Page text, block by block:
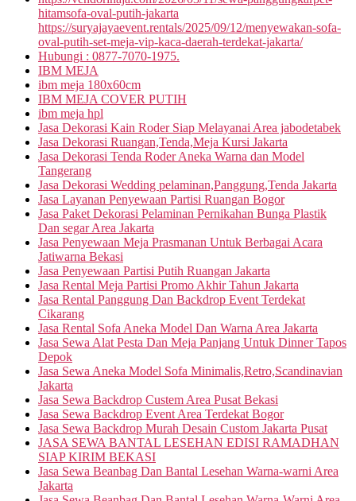
hitamsofa-oval-putih-jakarta
https://suryajayaevent.rentals/2025/09/12/menyewakan-sofa-
oval-putih-set-meja-vip-kaca-daerah-terdekat-jakarta/
Hubungi : 0877-7070-1975.
IBM MEJA
ibm meja 180x60cm
IBM MEJA COVER PUTIH
ibm meja hpl
Jasa Dekorasi Kain Roder Siap Melayanai Area jabodetabek
Jasa Dekorasi Ruangan,Tenda,Meja Kursi Jakarta
Jasa Dekorasi Tenda Roder Aneka Warna dan Model
Tangerang
Jasa Dekorasi Wedding pelaminan,Panggung,Tenda Jakarta
Jasa Layanan Penyewaan Partisi Ruangan Bogor
Jasa Paket Dekorasi Pelaminan Pernikahan Bunga Plastik
Dan segar Area Jakarta
Jasa Penyewaan Meja Prasmanan Untuk Berbagai Acara
Jatiwarna Bekasi
Jasa Penyewaan Partisi Putih Ruangan Jakarta
Jasa Rental Meja Partisi Promo Akhir Tahun Jakarta
Jasa Rental Panggung Dan Backdrop Event Terdekat
Cikarang
Jasa Rental Sofa Aneka Model Dan Warna Area Jakarta
Jasa Sewa Alat Pesta Dan Meja Panjang Untuk Dinner Tapos
Depok
Jasa Sewa Aneka Model Sofa Minimalis,Retro,Scandinavian
Jakarta
Jasa Sewa Backdrop Custem Area Pusat Bekasi
Jasa Sewa Backdrop Event Area Terdekat Bogor
Jasa Sewa Backdrop Murah Desain Custom Jakarta Pusat
JASA SEWA BANTAL LESEHAN EDISI RAMADHAN
SIAP KIRIM BEKASI
Jasa Sewa Beanbag Dan Bantal Lesehan Warna-warni Area
Jakarta